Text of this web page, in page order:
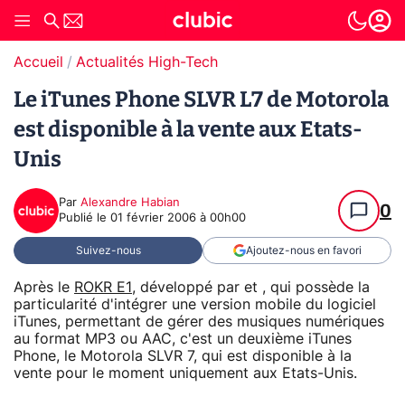
Accueil Actualités High-Tech
Le iTunes Phone SLVR L7 de Motorola
est disponible à la vente aux Etats-
Unis
Par Alexandre Habian
Publié le 01 février 2006 à 00h00 0
Suivez-nous Ajoutez-nous en favori
Après le ROKR E1 , développé par et , qui possède la
particularité d'intégrer une version mobile du logiciel
iTunes, permettant de gérer des musiques numériques
au format MP3 ou AAC, c'est un deuxième iTunes
Phone, le Motorola SLVR 7, qui est disponible à la
vente pour le moment uniquement aux Etats-Unis.